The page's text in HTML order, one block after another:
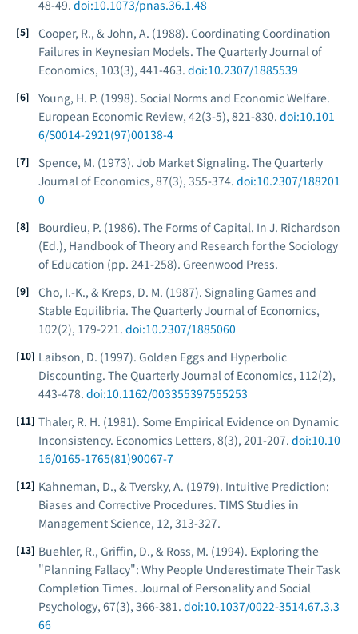
48-49. doi:10.1073/pnas.36.1.48
Cooper, R., & John, A. (1988). Coordinating Coordination
Failures in Keynesian Models. The Quarterly Journal of
Economics, 103(3), 441-463. doi:10.2307/1885539
Young, H. P. (1998). Social Norms and Economic Welfare.
European Economic Review, 42(3-5), 821-830. doi:10.101
6/S0014-2921(97)00138-4
Spence, M. (1973). Job Market Signaling. The Quarterly
Journal of Economics, 87(3), 355-374. doi:10.2307/188201
0
Bourdieu, P. (1986). The Forms of Capital. In J. Richardson
(Ed.), Handbook of Theory and Research for the Sociology
of Education (pp. 241-258). Greenwood Press.
Cho, I.-K., & Kreps, D. M. (1987). Signaling Games and
Stable Equilibria. The Quarterly Journal of Economics,
102(2), 179-221. doi:10.2307/1885060
Laibson, D. (1997). Golden Eggs and Hyperbolic
Discounting. The Quarterly Journal of Economics, 112(2),
443-478. doi:10.1162/003355397555253
Thaler, R. H. (1981). Some Empirical Evidence on Dynamic
Inconsistency. Economics Letters, 8(3), 201-207. doi:10.10
16/0165-1765(81)90067-7
Kahneman, D., & Tversky, A. (1979). Intuitive Prediction:
Biases and Corrective Procedures. TIMS Studies in
Management Science, 12, 313-327.
Buehler, R., Griffin, D., & Ross, M. (1994). Exploring the
"Planning Fallacy": Why People Underestimate Their Task
Completion Times. Journal of Personality and Social
Psychology, 67(3), 366-381. doi:10.1037/0022-3514.67.3.3
66